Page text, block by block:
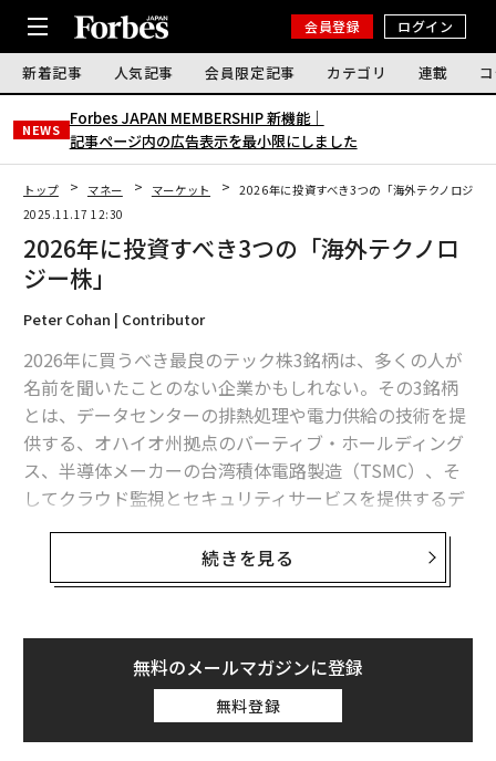
会員登録 ログイン
新着記事 人気記事 会員限定記事 カテゴリ 連載
NEWS
Forbes JAPAN MEMBERSHIP 新機能｜
記事ページ内の広告表示を最小限にしました
トップ マネー マーケット
2026年に投資すべき3つの「海外テクノロジー
2025.11.17 12:30
2026年に投資すべき3つの「海外テクノロ
ジー株」
Peter Cohan | Contributor
2026年に買うべき最良のテック株3銘柄は、多くの人が
名前を聞いたことのない企業かもしれない。その3銘柄
とは、データセンターの排熱処理や電力供給の技術を提
供する、オハイオ州拠点のバーティブ・ホールディング
ス、半導体メーカーの台湾積体電路製造（TSMC）、そ
してクラウド監視とセキュリティサービスを提供するデ
ータドッグだ。
私はこれら3社を、売上成長率、収益性、そして2026年
以下の企業リストは、2025年に入ってからの株価パフォ
ーマンス順に並べている。
バーティブ、TSMC、データドッグのビジネスモデル、
業績、上振れ余地を詳しく分析する前に、まずは2026年
続きを見る
無料のメールマガジンに登録
無料登録